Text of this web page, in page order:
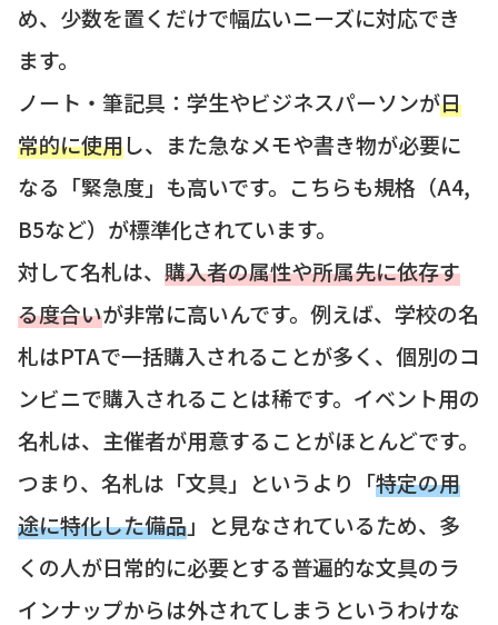
め、少数を置くだけで幅広いニーズに対応でき
ます。
ノート・筆記具：学生やビジネスパーソンが日
常的に使用し、また急なメモや書き物が必要に
なる「緊急度」も高いです。こちらも規格（A4,
B5など）が標準化されています。
対して名札は、 購入者の属性や所属先に依存す
る度合いが非常に高いんです。例えば、学校の名
札はPTAで一括購入されることが多く、個別のコ
ンビニで購入されることは稀です。イベント用の
名札は、主催者が用意することがほとんどです。
つまり、名札は「文具」というより「特定の用
途に特化した備品」と見なされているため、多
くの人が日常的に必要とする普遍的な文具のラ
インナップからは外されてしまうというわけな